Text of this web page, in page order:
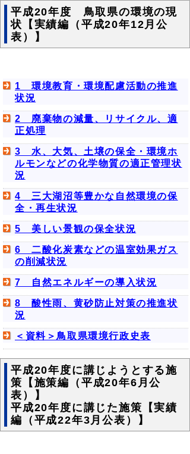
平成20年度 鳥取県の環境の現
状【実績編（平成20年12月公
表）】
1 環境教育・環境配慮活動の推進
状況
2 廃棄物の減量、リサイクル、適
正処理
3 水、大気、土壌の保全・環境ホ
ルモンなどの化学物質の適正管理状
況
4 三大湖沼等豊かな自然環境の保
全・再生状況
5 美しい景観の保全状況
6 二酸化炭素などの温室効果ガス
の削減状況
7 自然エネルギーの導入状況
8 酸性雨、黄砂防止対策の推進状
況
＜資料＞鳥取県環境行政史表
平成20年度に講じようとする施
策【施策編（平成20年6月公
表）】
平成20年度に講じた施策【実績
編（平成22年3月公表）】